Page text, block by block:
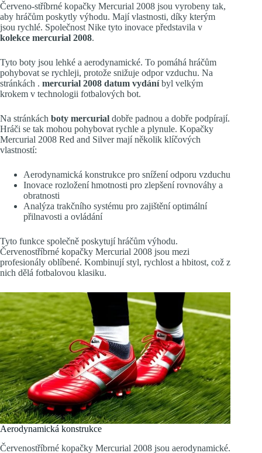
Červeno-stříbrné kopačky Mercurial 2008 jsou vyrobeny tak,
aby hráčům poskytly výhodu. Mají vlastnosti, díky kterým
jsou rychlé. Společnost Nike tyto inovace představila v
kolekce mercurial 2008.
Tyto boty jsou lehké a aerodynamické. To pomáhá hráčům
pohybovat se rychleji, protože snižuje odpor vzduchu. Na
stránkách . mercurial 2008 datum vydáníbyl velkým
krokem v technologii fotbalových bot.
Na stránkách boty mercurial dobře padnou a dobře podpírají.
Hráči se tak mohou pohybovat rychle a plynule. Kopačky
Mercurial 2008 Red and Silver mají několik klíčových
vlastností:
Aerodynamická konstrukce pro snížení odporu vzduchu
Inovace rozložení hmotnosti pro zlepšení rovnováhy a
obratnosti
Analýza trakčního systému pro zajištění optimální
přilnavosti a ovládání
Tyto funkce společně poskytují hráčům výhodu.
Červenostříbrné kopačky Mercurial 2008 jsou mezi
profesionály oblíbené. Kombinují styl, rychlost a hbitost, což z
nich dělá fotbalovou klasiku.
Aerodynamická konstrukce
Červenostříbrné kopačky Mercurial 2008 jsou aerodynamické.